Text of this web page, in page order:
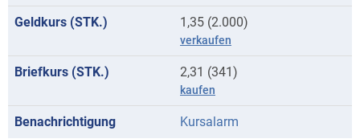
1,35 (2.000)
verkaufen
2,31 (341)
kaufen
Kursalarm